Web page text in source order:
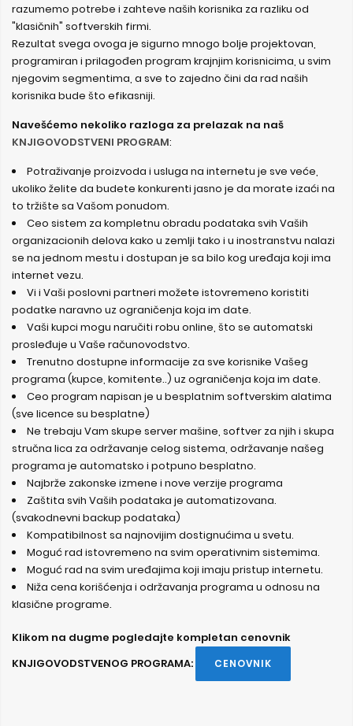
razumemo potrebe i zahteve naših korisnika za razliku od
"klasičnih" softverskih firmi.
Rezultat svega ovoga je sigurno mnogo bolje projektovan,
programiran i prilagođen program krajnjim korisnicima, u svim
njegovim segmentima, a sve to zajedno čini da rad naših
korisnika bude što efikasniji.
Navešćemo nekoliko razloga za prelazak na naš
KNJIGOVODSTVENI PROGRAM:
Potraživanje proizvoda i usluga na internetu je sve veće,
ukoliko želite da budete konkurenti jasno je da morate izaći na
to tržište sa Vašom ponudom.
Ceo sistem za kompletnu obradu podataka svih Vaših
organizacionih delova kako u zemlji tako i u inostranstvu nalazi
se na jednom mestu i dostupan je sa bilo kog uređaja koji ima
internet vezu.
Vi i Vaši poslovni partneri možete istovremeno koristiti
podatke naravno uz ograničenja koja im date.
Vaši kupci mogu naručiti robu online, što se automatski
prosleđuje u Vaše računovodstvo.
Trenutno dostupne informacije za sve korisnike Vašeg
programa (kupce, komitente..) uz ograničenja koja im date.
Ceo program napisan je u besplatnim softverskim alatima
(sve licence su besplatne)
Ne trebaju Vam skupe server mašine, softver za njih i skupa
stručna lica za održavanje celog sistema, održavanje našeg
programa je automatsko i potpuno besplatno.
Najbrže zakonske izmene i nove verzije programa
Zaštita svih Vaših podataka je automatizovana.
(svakodnevni backup podataka)
Kompatibilnost sa najnovijim dostignućima u svetu.
Moguć rad istovremeno na svim operativnim sistemima.
Moguć rad na svim uređajima koji imaju pristup internetu.
Niža cena korišćenja i održavanja programa u odnosu na
klasične programe.
Klikom na dugme pogledajte kompletan cenovnik
KNJIGOVODSTVENOG PROGRAMA:
CENOVNIK